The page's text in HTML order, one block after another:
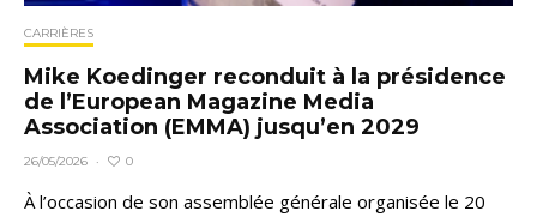
CARRIÈRES
Mike Koedinger reconduit à la présidence
de l’European Magazine Media
Association (EMMA) jusqu’en 2029
26/05/2026 · 0
À l’occasion de son assemblée générale organisée le 20